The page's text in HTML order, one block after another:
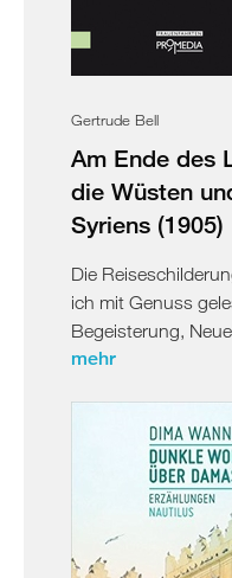
Gertrude Bell
Am Ende des
die Wüsten
Syriens (1905)
Die
ich mit Genuss
Begeisterung,
mehr